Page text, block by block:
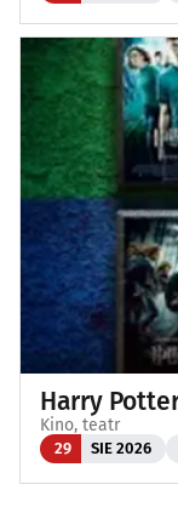
Harry
Kino, teatr
29 SIE 2026